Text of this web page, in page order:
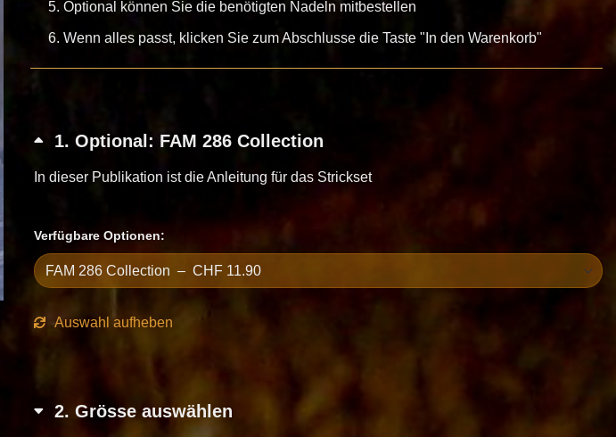
Optional können Sie die benötigten Nadeln mitbestellen
Wenn alles passt, klicken Sie zum Abschlusse die Taste "In den Warenkorb"
1 Optional: FAM 286 Collection
In dieser Publikation ist die Anleitung für das Strickset
Verfügbare Optionen:
Auswahl aufheben
2 Grösse auswählen